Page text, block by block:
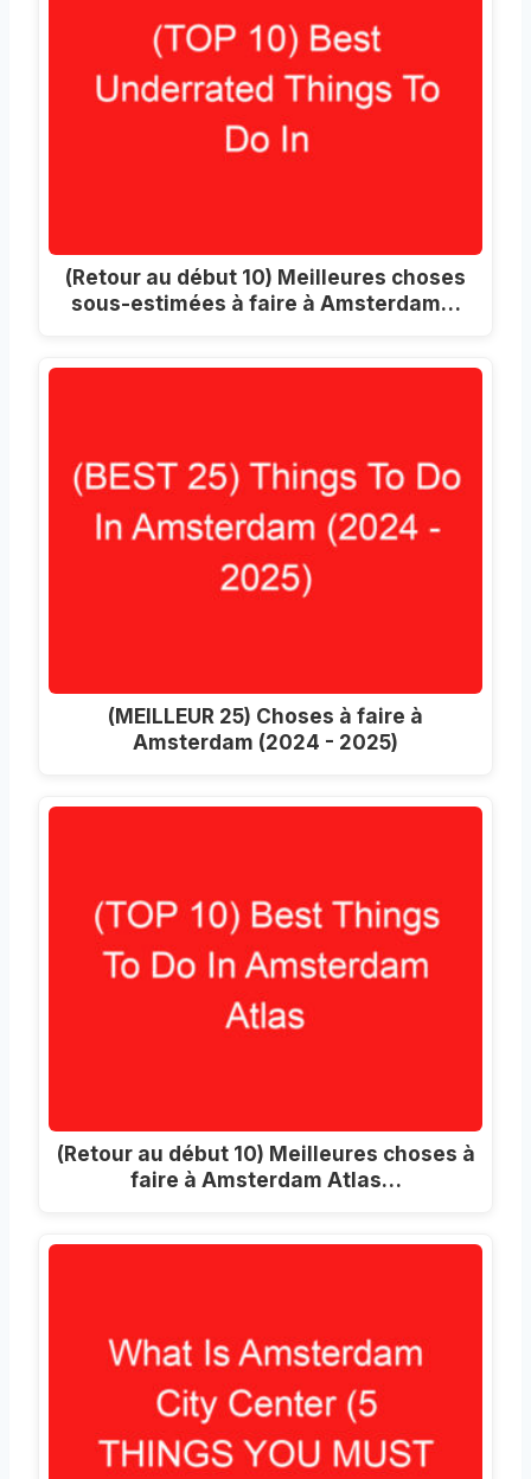
(Retour au début 10) Meilleures choses
sous-estimées à faire à Amsterdam…
(MEILLEUR 25) Choses à faire à
Amsterdam (2024 - 2025)
(Retour au début 10) Meilleures choses à
faire à Amsterdam Atlas…